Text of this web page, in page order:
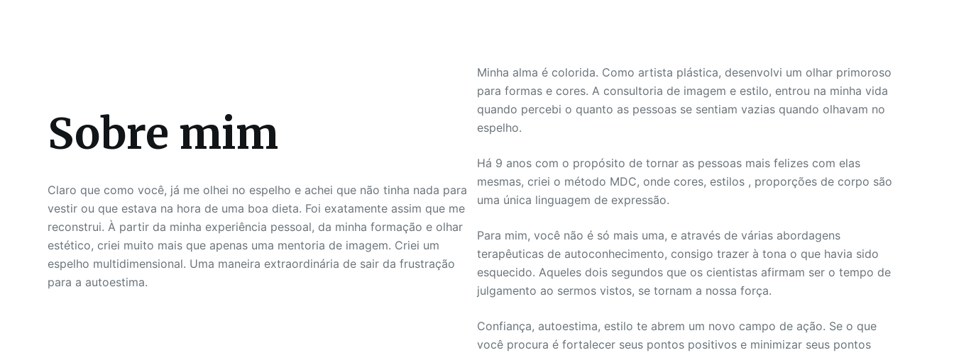
Sobre mim
Claro que como você, já me olhei no espelho e achei que não tinha nada para
vestir ou que estava na hora de uma boa dieta. Foi exatamente assim que me
reconstrui. À partir da minha experiência pessoal, da minha formação e olhar
estético, criei muito mais que apenas uma mentoria de imagem. Criei um
espelho multidimensional. Uma maneira extraordinária de sair da frustração
para a autoestima.
Minha alma é colorida. Como artista plástica, desenvolvi um olhar primoroso
para formas e cores. A consultoria de imagem e estilo, entrou na minha vida
quando percebi o quanto as pessoas se sentiam vazias quando olhavam no
espelho.
Há 9 anos com o propósito de tornar as pessoas mais felizes com elas
mesmas, criei o método MDC, onde cores, estilos , proporções de corpo são
uma única linguagem de expressão.
Para mim, você não é só mais uma, e através de várias abordagens
terapêuticas de autoconhecimento, consigo trazer à tona o que havia sido
esquecido. Aqueles dois segundos que os cientistas afirmam ser o tempo de
julgamento ao sermos vistos, se tornam a nossa força.
Confiança, autoestima, estilo te abrem um novo campo de ação. Se o que
você procura é fortalecer seus pontos positivos e minimizar seus pontos